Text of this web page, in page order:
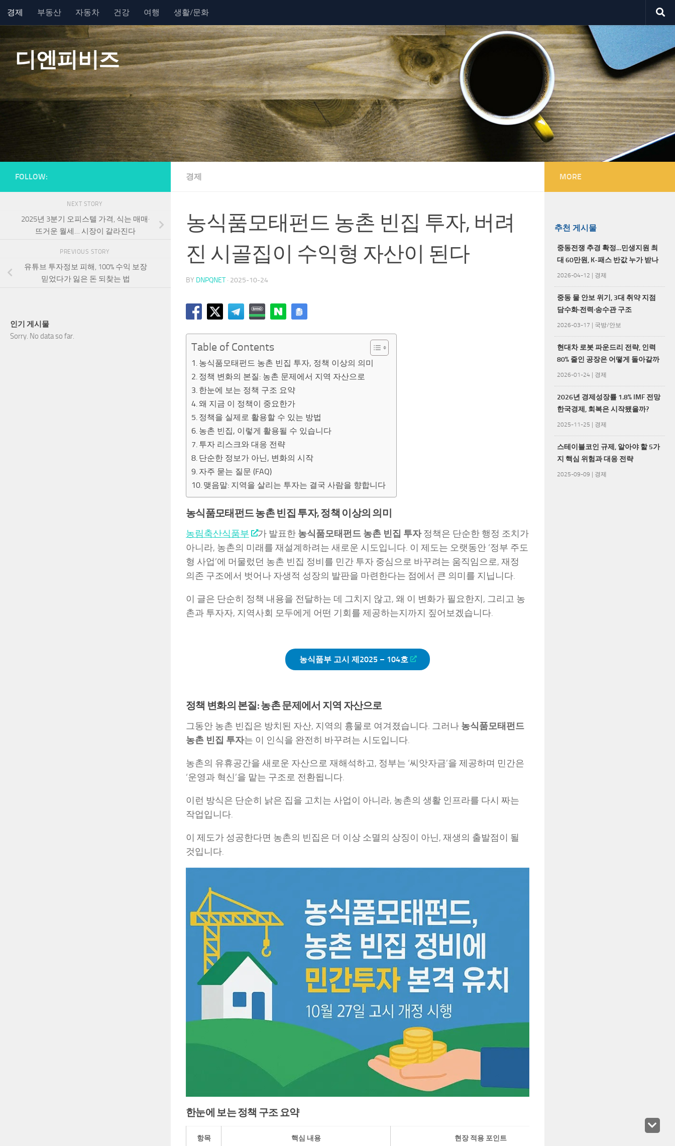
Skip to content
경제 부동산 자동차 건강 여행 생활/문화
디엔피비즈
경제
농식품모태펀드 농촌 빈집 투자, 버려
진 시골집이 수익형 자산이 된다
BY DNPQNET · 2025-10-24
Table of Contents
농식품모태펀드 농촌 빈집 투자, 정책 이상의 의미
정책 변화의 본질: 농촌 문제에서 지역 자산으로
한눈에 보는 정책 구조 요약
왜 지금 이 정책이 중요한가
정책을 실제로 활용할 수 있는 방법
농촌 빈집, 이렇게 활용될 수 있습니다
투자 리스크와 대응 전략
단순한 정보가 아닌, 변화의 시작
자주 묻는 질문 (FAQ)
맺음말: 지역을 살리는 투자는 결국 사람을 향합니다
농식품모태펀드 농촌 빈집 투자, 정책 이상의 의미
농림축산식품부 가 발표한 농식품모태펀드 농촌 빈집 투자정책은 단순한 행정 조치가
아니라, 농촌의 미래를 재설계하려는 새로운 시도입니다. 이 제도는 오랫동안 ‘정부 주도
형 사업’에 머물렀던 농촌 빈집 정비를 민간 투자 중심으로 바꾸려는 움직임으로, 재정
의존 구조에서 벗어나 자생적 성장의 발판을 마련한다는 점에서 큰 의미를 지닙니다.
이 글은 단순히 정책 내용을 전달하는 데 그치지 않고, 왜 이 변화가 필요한지, 그리고 농
촌과 투자자, 지역사회 모두에게 어떤 기회를 제공하는지까지 짚어보겠습니다.
농식품부 고시 제2025 – 104호
정책 변화의 본질: 농촌 문제에서 지역 자산으로
그동안 농촌 빈집은 방치된 자산, 지역의 흉물로 여겨졌습니다. 그러나 농식품모태펀드
농촌 빈집 투자는 이 인식을 완전히 바꾸려는 시도입니다.
농촌의 유휴공간을 새로운 자산으로 재해석하고, 정부는 ‘씨앗자금’을 제공하며 민간은
‘운영과 혁신’을 맡는 구조로 전환됩니다.
이런 방식은 단순히 낡은 집을 고치는 사업이 아니라, 농촌의 생활 인프라를 다시 짜는
작업입니다.
이 제도가 성공한다면 농촌의 빈집은 더 이상 소멸의 상징이 아닌, 재생의 출발점이 될
것입니다.
한눈에 보는 정책 구조 요약
항목 핵심 내용 현장 적용 포인트
FOLLOW:
NEXT STORY
2025년 3분기 오피스텔 가격, 식는 매매·
뜨거운 월세… 시장이 갈라진다
PREVIOUS STORY
유튜브 투자정보 피해, 100% 수익 보장
믿었다가 잃은 돈 되찾는 법
인기 게시물
Sorry. No data so far.
MORE
추천 게시물
중동전쟁 추경 확정…민생지원 최
대 60만원, K-패스 반값 누가 받나
2026-04-12 | 경제
중동 물 안보 위기, 3대 취약 지점
담수화·전력·송수관 구조
2026-03-17 | 국방/안보
현대차 로봇 파운드리 전략, 인력
80% 줄인 공장은 어떻게 돌아갈까
2026-01-24 | 경제
2026년 경제성장률 1.8% IMF 전망
한국경제, 회복은 시작됐을까?
2025-11-25 | 경제
스테이블코인 규제, 알아야 할 5가
지 핵심 위험과 대응 전략
2025-09-09 | 경제